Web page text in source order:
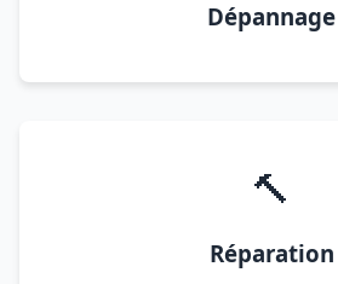
Dépannage
🔨
Réparation